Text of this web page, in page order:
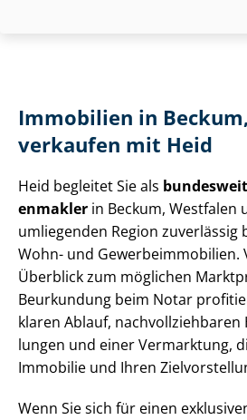
Immobilien in
verkaufen mit Heid
Heid begleitet Sie als
en­mak­ler in Beckum, Westfalen
umliegenden Region zuverlässig
Wohn- und Ge­wer­be­im­mo­bi­li­en.
Überblick zum möglichen
Beurkundung beim Notar
klaren Ablauf,
lun­gen und einer Vermarktung,
Immobilie und Ihren
Wenn Sie sich für einen